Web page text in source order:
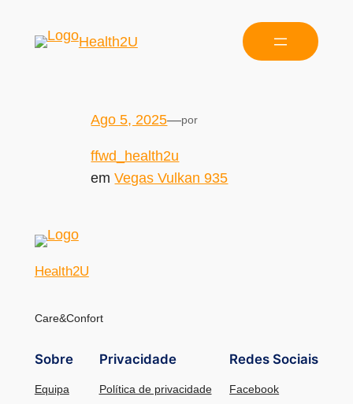
Health2U
Ago 5, 2025—por
ffwd_health2u
emVegas Vulkan 935
Health2U
Care&Confort
Sobre
Equipa
Privacidade
Política de privacidade
Redes Sociais
Facebook